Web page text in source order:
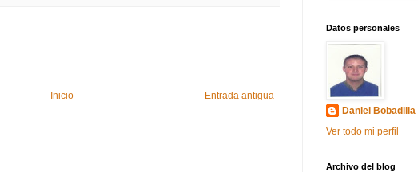
Entrada antigua
Inicio
Datos personales
Daniel
Ver todo mi perfil
Archivo del blog